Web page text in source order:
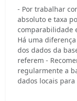
- Por trabalhar
absoluto e taxa
comparabilidade
Há uma
dos dados da
referem -
regularmente a
dados locais